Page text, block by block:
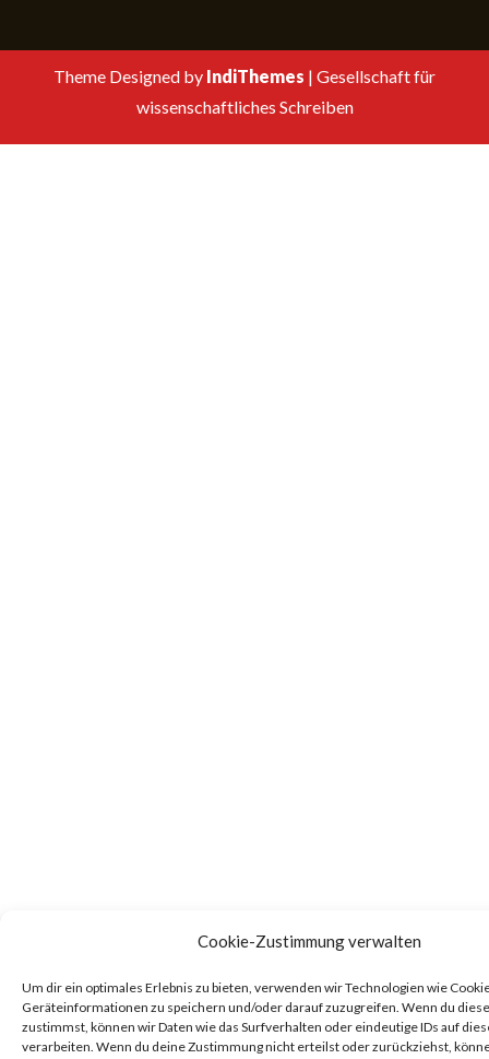
Cookie-Zustimmung verwalten
Um dir ein optimales Erlebnis zu bieten, verwenden wir Technologien wie
Geräteinformationen zu speichern und/oder darauf zuzugreifen. Wenn du
zustimmst, können wir Daten wie das Surfverhalten oder eindeutige IDs auf
verarbeiten. Wenn du deine Zustimmung nicht erteilst oder zurückziehst,
Theme Designed by IndiThemes | Gesellschaft für
wissenschaftliches Schreiben